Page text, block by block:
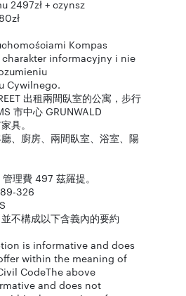
2497zł + czynsz
Kompas
charakter informacyjny i nie
Cywilnego.
出租兩間臥室的公寓，步行
市中心 GRUNWALD
具。
、廚房、兩間臥室、浴室、陽
理費 497 茲羅提。
326
不構成以下含義內的要約
is informative and does
within the meaning of
CodeThe above
and does not